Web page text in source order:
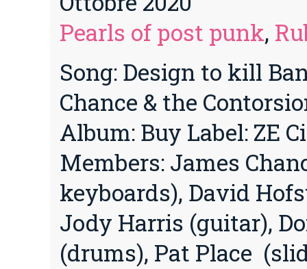
Pearls of post punk,
Song: Design to kill
Chance & the
Album: Buy Label: ZE
Members: James
keyboards), David
Jody Harris (guitar),
(drums), Pat Place